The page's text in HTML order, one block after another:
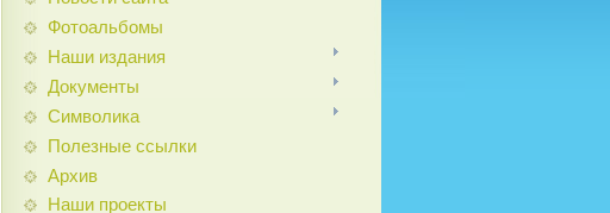
Фотоальбомы
Наши издания
Документы
Символика
Полезные ссылки
Архив
Наши проекты